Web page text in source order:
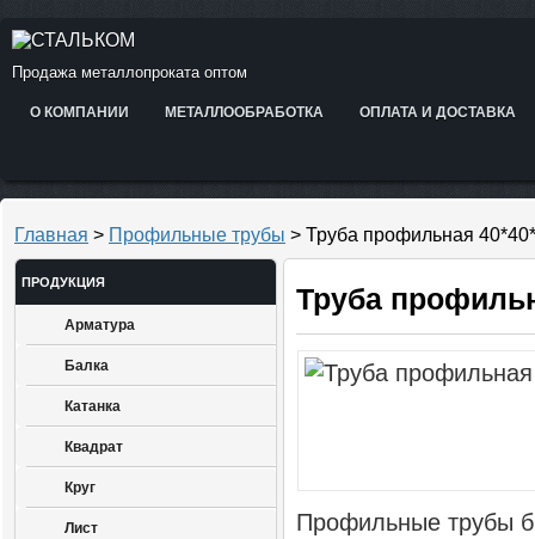
Продажа металлопроката оптом
О КОМПАНИИ МЕТАЛЛООБРАБОТКА ОПЛАТА И ДОСТАВКА
Главная > Профильные трубы > Труба профильная
ПРОДУКЦИЯ
Арматура
Балка
Катанка
Квадрат
Круг
Лист
Труба
Профильные трубы